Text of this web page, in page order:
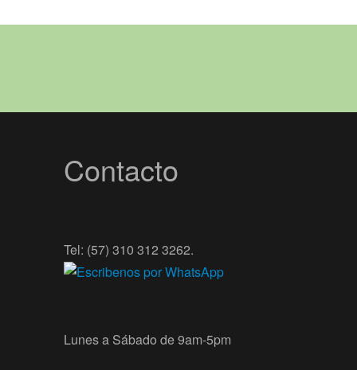
Contacto
Tel: (57) 310 312 3262.
Lunes a Sábado de 9am-5pm